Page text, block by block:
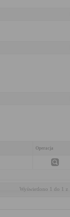
Operacja
Wyświetlono 1 do 1 z 1